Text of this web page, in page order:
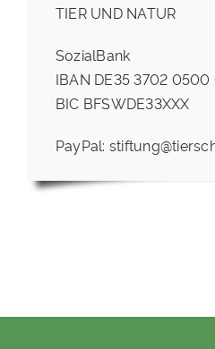
TIER UND NATUR
SozialBank
IBAN DE35 3702
BIC BFSWDE33XXX
PayPal: